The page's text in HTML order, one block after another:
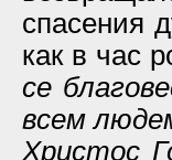
спасения
как в час
се
всем
Христос